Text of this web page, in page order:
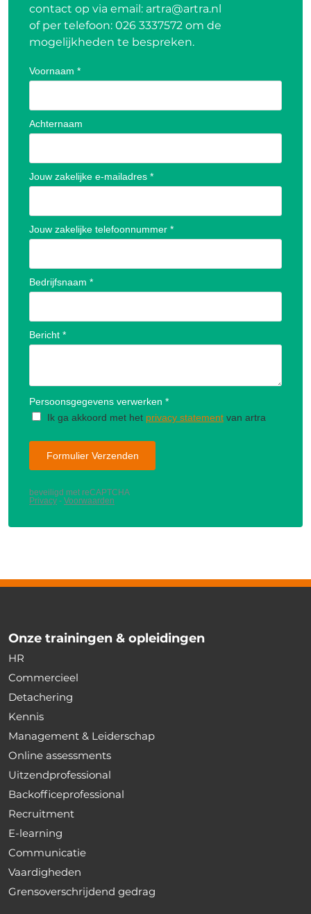
contact op via email: artra@artra.nl
of per telefoon: 026 3337572 om de
mogelijkheden te bespreken.
Onze trainingen & opleidingen
HR
Commercieel
Detachering
Kennis
Management & Leiderschap
Online assessments
Uitzendprofessional
Backofficeprofessional
Recruitment
E-learning
Communicatie
Vaardigheden
Grensoverschrijdend gedrag